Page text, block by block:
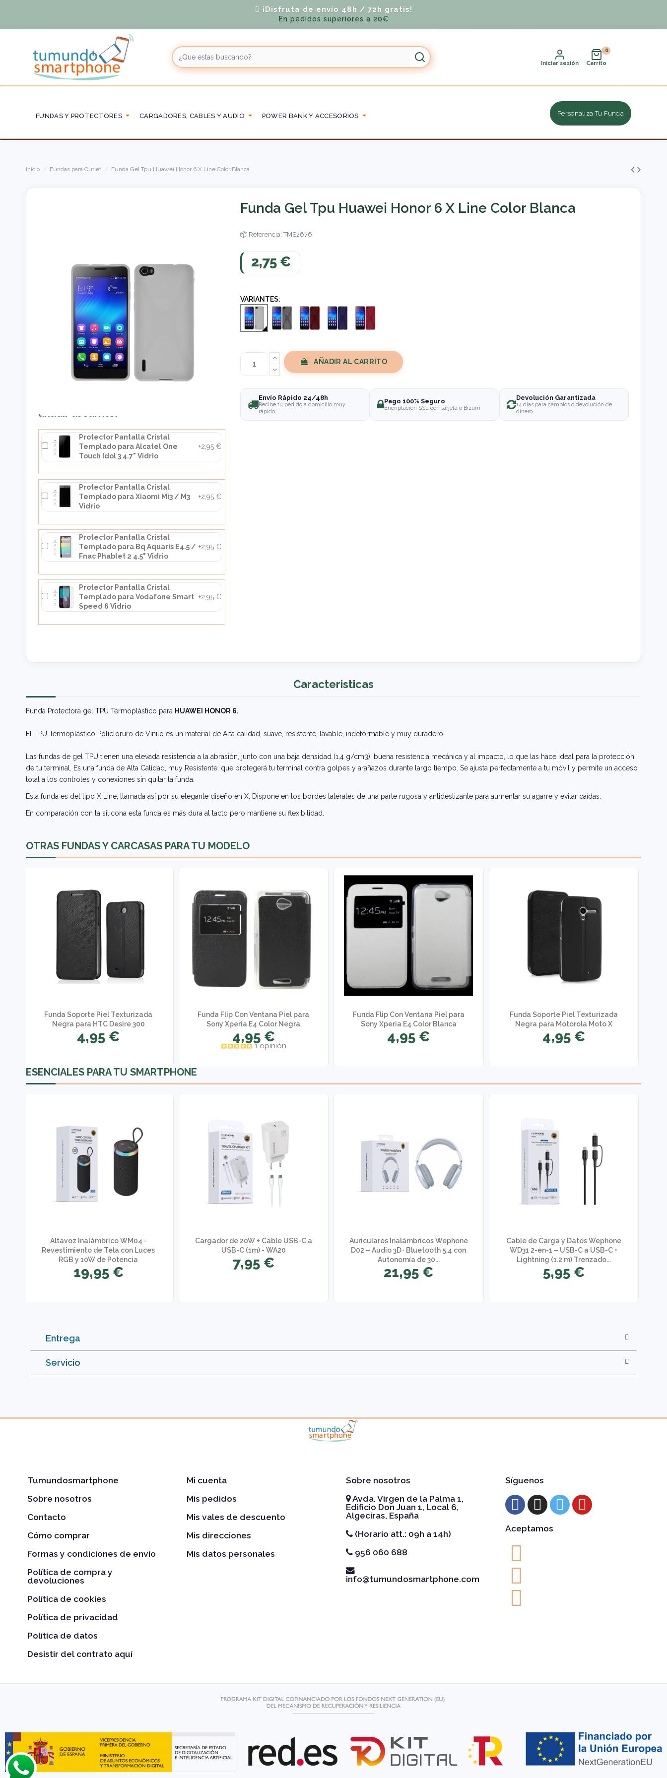
¡Disfruta de envío 48h / 72h gratis!
En pedidos superiores a 20€
Iniciar sesión Carrito
FUNDAS Y PROTECTORES CARGADORES, CABLES Y AUDIO POWER BANK Y ACCESORIOS Personaliza Tu Funda
Inicio Fundas para Outlet Funda Gel Tpu Huawei Honor 6 X Line Color Blanca
añadir al carrito)
Protector Pantalla Cristal
Templado para Alcatel One
Touch Idol 3 4.7" Vidrio
+2,95 €
Protector Pantalla Cristal
Templado para Xiaomi Mi3 / M3
Vidrio
+2,95 €
Protector Pantalla Cristal
Templado para Bq Aquaris E4.5 /
Fnac Phablet 2 4.5" Vidrio
+2,95 €
Protector Pantalla Cristal
Templado para Vodafone Smart
Speed 6 Vidrio
+2,95 €
Funda Gel Tpu Huawei Honor 6 X Line Color Blanca
Referencia: TMS2676
2,75 €
VARIANTES:
AÑADIR AL CARRITO
Envío Rápido 24/48h
Recibe tu pedido a domicilio muy
rápido
Pago 100% Seguro
Encriptación SSL con tarjeta o Bizum
Devolución Garantizada
14 días para cambios o devolución de
dinero
Caracteristicas
Funda Protectora gel TPU Termoplástico para HUAWEI HONOR 6.
El TPU Termoplástico Policloruro de Vinilo es un material de Alta calidad, suave, resistente, lavable, indeformable y muy duradero.
Las fundas de gel TPU tienen una elevada resistencia a la abrasión, junto con una baja densidad (1,4 g/cm3), buena resistencia mecánica y al impacto, lo que las hace ideal para la protección
de tu terminal. Es una funda de Alta Calidad, muy Resistente, que protegerá tu terminal contra golpes y arañazos durante largo tiempo. Se ajusta perfectamente a tu móvil y permite un acceso
total a los controles y conexiones sin quitar la funda.
Esta funda es del tipo X Line, llamada así por su elegante diseño en X. Dispone en los bordes laterales de una parte rugosa y antideslizante para aumentar su agarre y evitar caídas.
En comparación con la silicona esta funda es más dura al tacto pero mantiene su flexibilidad.
OTRAS FUNDAS Y CARCASAS PARA TU MODELO
Funda Soporte Piel Texturizada
Negra para HTC Desire 300
4,95 €
Funda Flip Con Ventana Piel para
Sony Xperia E4 Color Negra
4,95 €
1 opinión
Funda Flip Con Ventana Piel para
Sony Xperia E4 Color Blanca
4,95 €
Funda Soporte Piel Texturizada
Negra para Motorola Moto X
4,95 €
ESENCIALES PARA TU SMARTPHONE
Altavoz Inalámbrico WM04 -
Revestimiento de Tela con Luces
RGB y 10W de Potencia
19,95 €
Cargador de 20W + Cable USB-C a
USB-C (1m) - WA20
7,95 €
Auriculares Inalámbricos Wephone
D02 – Audio 3D · Bluetooth 5.4 con
Autonomía de 30...
21,95 €
Cable de Carga y Datos Wephone
WD31 2-en-1 – USB-C a USB-C +
Lightning (1.2 m) Trenzado...
5,95 €
Entrega
Servicio
Tumundosmartphone
Sobre nosotros
Contacto
Cómo comprar
Formas y condiciones de envío
Política de compra y
devoluciones
Política de cookies
Política de privacidad
Política de datos
Desistir del contrato aquí
Mi cuenta
Mis pedidos
Mis vales de descuento
Mis direcciones
Mis datos personales
Sobre nosotros
Avda. Virgen de la Palma 1,
Edificio Don Juan 1, Local 6,
Algeciras, España
(Horario att.: 09h a 14h)
956 060 688
info@tumundosmartphone.com
Síguenos
Aceptamos